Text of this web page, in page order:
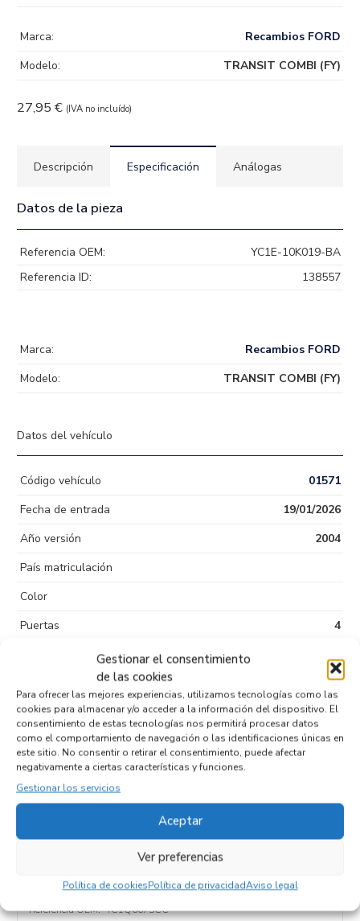
Gestionar el consentimiento
de las cookies
Para ofrecer las mejores experiencias, utilizamos tecnologías como las
cookies para almacenar y/o acceder a la información del dispositivo. El
consentimiento de estas tecnologías nos permitirá procesar datos
como el comportamiento de navegación o las identificaciones únicas en
este sitio. No consentir o retirar el consentimiento, puede afectar
negativamente a ciertas características y funciones.
Gestionar los servicios
Aceptar
Ver preferencias
Política de cookiesPolítica de privacidadAviso legal
27,95 € (IVA no incluído)
Marca:
Recambios FORD
Modelo:
TRANSIT COMBI (FY)
Descripción Especificación Análogas
Datos de la pieza
Referencia OEM:
YC1E-10K019-BA
Referencia ID:
138557
Marca:
Recambios FORD
Modelo:
TRANSIT COMBI (FY)
Datos del vehículo
Código vehículo
01571
Fecha de entrada
19/01/2026
Año versión
2004
País matriculación
Color
Puertas
4
Código motor
Código cambio
Productos relacionados
CARTER YC1Q6675CC
Recambios FORDTRANSIT COMBI (FY)
Referencia OEM: YC1Q6675CC